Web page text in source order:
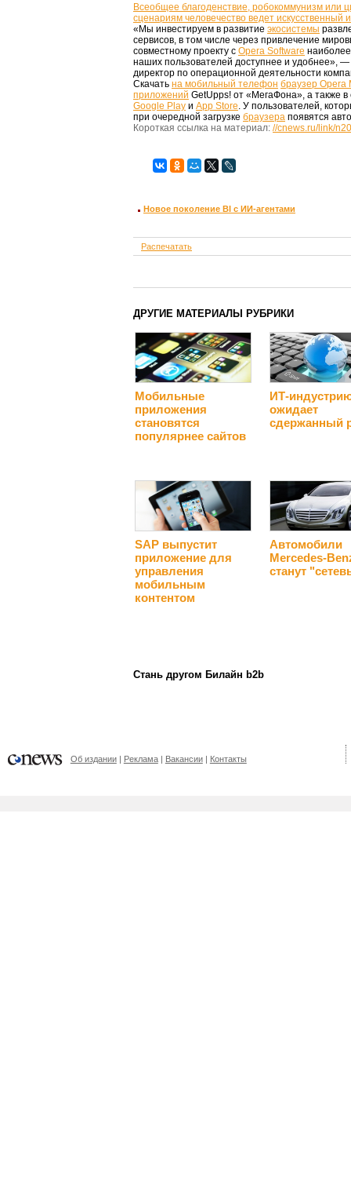
Всеобщее благоденствие, робокоммунизм или
сценариям человечество ведет искусственный
«Мы инвестируем в развитие экосистемы
сервисов, в том числе через привлечение
совместному проекту с Opera Software
наших пользователей доступнее и удобнее»,
директор по операционной деятельности
Скачать на мобильный телефон браузер Opera
приложений GetUpps! от «МегаФона», а также
Google Play и App Store . У пользователей,
при очередной загрузке браузера появятся
Короткая ссылка на материал: //cnews.ru/link/
Новое поколение BI с ИИ-агентами
Распечатать
ДРУГИЕ МАТЕРИАЛЫ РУБРИКИ
Мобильные
приложения
становятся
популярнее сайтов
ИТ-
ожидает
сдержанный
SAP выпустит
приложение для
управления
мобильным
контентом
Автомобили
Mercedes-
станут
Стань другом Билайн b2b
Об издании Реклама Вакансии Контакты